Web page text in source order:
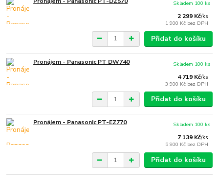
2 299 Kč/ks
1 900 Kč bez DPH
Skladem 100 ks
Přidat do košíku
Pronájem - Panasonic PT DW740
4 719 Kč/ks
3 900 Kč bez DPH
Skladem 100 ks
Přidat do košíku
Pronájem - Panasonic PT-EZ770
7 139 Kč/ks
5 900 Kč bez DPH
Skladem 100 ks
Přidat do košíku